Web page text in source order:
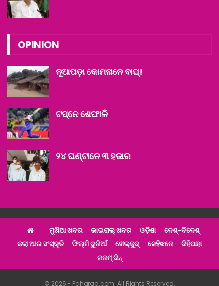
OPINION
ନୂଆପଡ଼ା କୋମନାନେ ବାଘ୍‌!
ଟପ୍‌ନେ ଶେଫାଳି
୨୪ ଘଣ୍ଟାନେ ୩ ହଜାର
ମୁଖିଆ ଖବର ଭାଇରାଲ୍ ଖବର ଓଡ଼ିଶା
ଦେଶ୍‌-ବିଦେଶ୍‌
କଲା ଆର ସଂସ୍କୃତି
ଫିଲ୍ମି ଦୁନିଆଁ ଖେଲ୍‌କୁଦ୍‌ କେହିଝନେ
ଦିହିପାହା
ଜନମ୍ ଦିନ୍
© 2026 - Paharaa.com. All Rights Reserved.